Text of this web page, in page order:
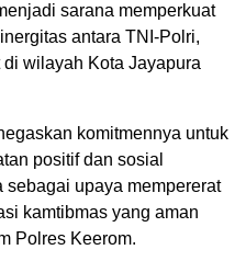
sarana memperkuat
antara TNI-Polri,
wilayah Kota Jayapura
komitmennya untuk
positif dan sosial
sebagai upaya mempererat
kamtibmas yang aman
Polres Keerom.